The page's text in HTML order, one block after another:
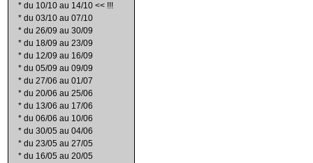
* du 10/10 au 14/10 << !!!
* du 03/10 au 07/10
* du 26/09 au 30/09
* du 18/09 au 23/09
* du 12/09 au 16/09
* du 05/09 au 09/09
* du 27/06 au 01/07
* du 20/06 au 25/06
* du 13/06 au 17/06
* du 06/06 au 10/06
* du 30/05 au 04/06
* du 23/05 au 27/05
* du 16/05 au 20/05